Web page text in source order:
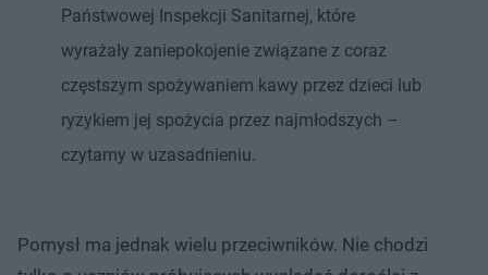
Państwowej Inspekcji Sanitarnej, które
wyrażały zaniepokojenie związane z coraz
częstszym spożywaniem kawy przez dzieci lub
ryzykiem jej spożycia przez najmłodszych –
czytamy w uzasadnieniu.
Pomysł ma jednak wielu przeciwników. Nie chodzi